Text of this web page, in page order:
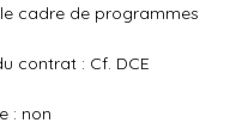
cadre de programmes
contrat : Cf. DCE
: non